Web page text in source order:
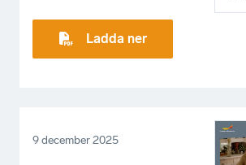
Ladda ner
9 december 2025